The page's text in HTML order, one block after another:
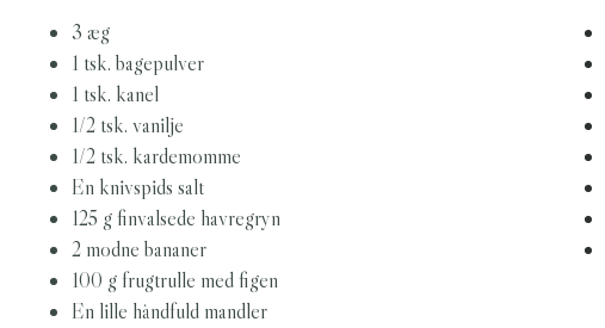
3 æg
1 tsk. bagepulver
1 tsk. kanel
1/2 tsk. vanilje
1/2 tsk. kardemomme
En knivspids salt
125 g finvalsede havregryn
2 modne bananer
100 g frugtrulle med figen
En lille håndfuld mandler